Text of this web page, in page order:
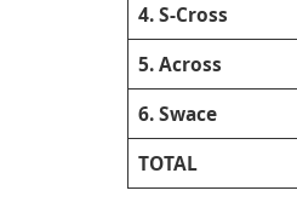
4. S-Cross
5. Across
6. Swace
TOTAL